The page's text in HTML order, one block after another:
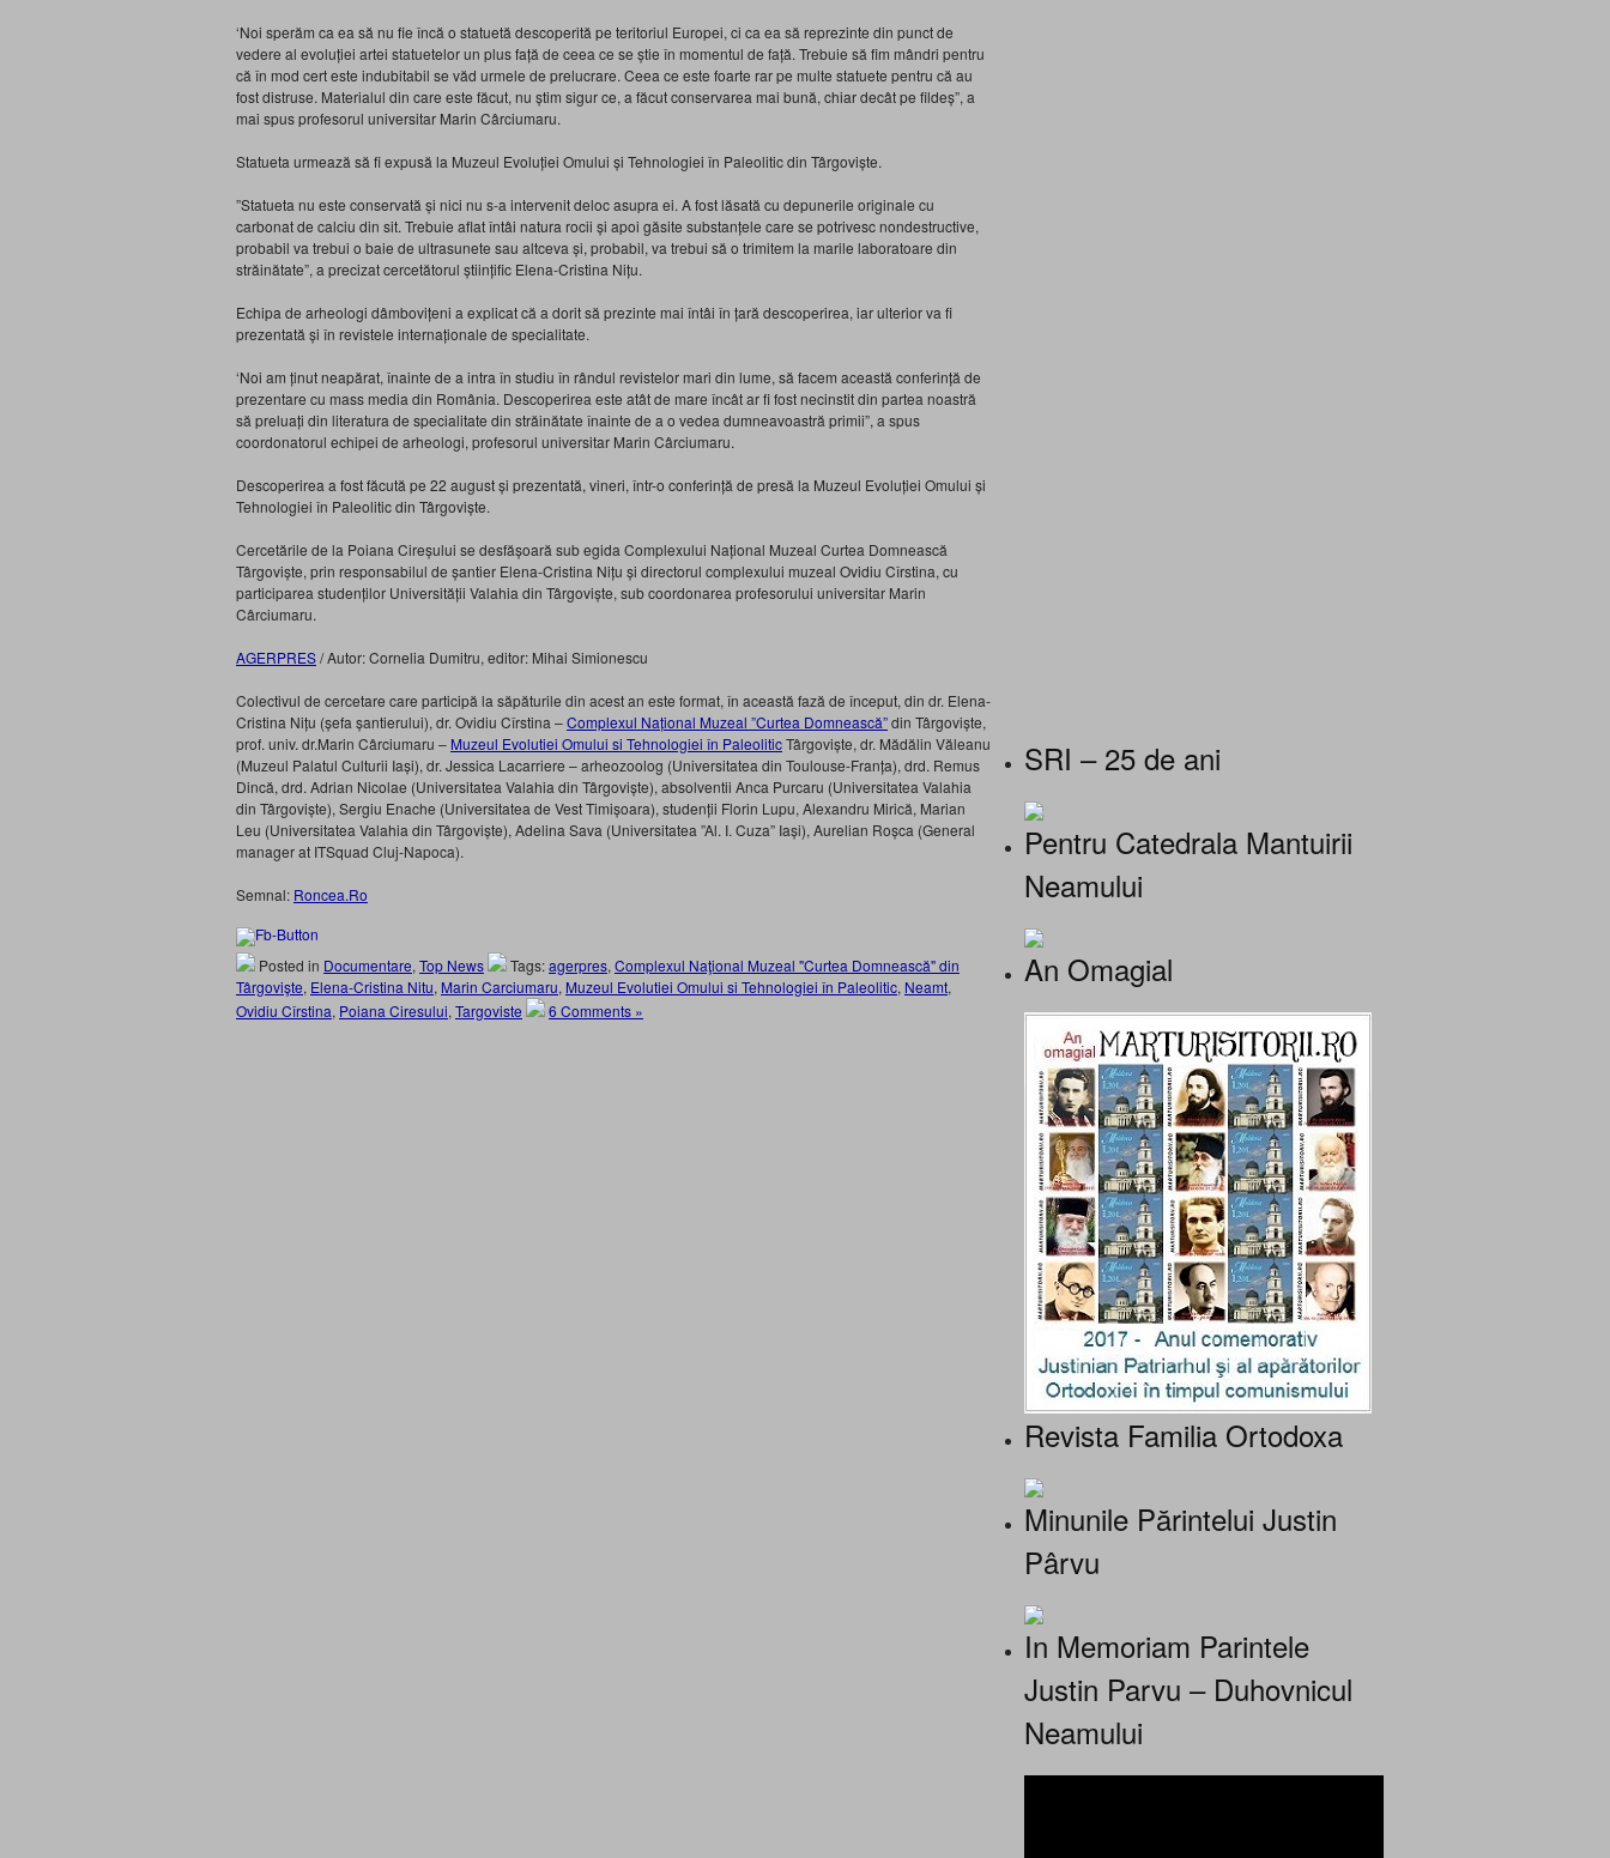
‘Noi sperăm ca ea să nu fie încă o statuetă descoperită pe teritoriul Europei, ci ca ea să reprezinte din punct de
vedere al evoluției artei statuetelor un plus față de ceea ce se știe în momentul de față. Trebuie să fim mândri pentru
că în mod cert este indubitabil se văd urmele de prelucrare. Ceea ce este foarte rar pe multe statuete pentru că au
fost distruse. Materialul din care este făcut, nu știm sigur ce, a făcut conservarea mai bună, chiar decât pe fildeș”, a
mai spus profesorul universitar Marin Cârciumaru.
Statueta urmează să fi expusă la Muzeul Evoluției Omului și Tehnologiei în Paleolitic din Târgoviște.
”Statueta nu este conservată și nici nu s-a intervenit deloc asupra ei. A fost lăsată cu depunerile originale cu
carbonat de calciu din sit. Trebuie aflat întâi natura rocii și apoi găsite substanțele care se potrivesc nondestructive,
probabil va trebui o baie de ultrasunete sau altceva și, probabil, va trebui să o trimitem la marile laboratoare din
străinătate”, a precizat cercetătorul științific Elena-Cristina Nițu.
Echipa de arheologi dâmbovițeni a explicat că a dorit să prezinte mai întâi în țară descoperirea, iar ulterior va fi
prezentată și în revistele internaționale de specialitate.
‘Noi am ținut neapărat, înainte de a intra în studiu în rândul revistelor mari din lume, să facem această conferință de
prezentare cu mass media din România. Descoperirea este atât de mare încât ar fi fost necinstit din partea noastră
să preluați din literatura de specialitate din străinătate înainte de a o vedea dumneavoastră primii”, a spus
coordonatorul echipei de arheologi, profesorul universitar Marin Cârciumaru.
Descoperirea a fost făcută pe 22 august și prezentată, vineri, într-o conferință de presă la Muzeul Evoluției Omului și
Tehnologiei în Paleolitic din Târgoviște.
Cercetările de la Poiana Cireșului se desfășoară sub egida Complexului Național Muzeal Curtea Domnească
Târgoviște, prin responsabilul de șantier Elena-Cristina Nițu și directorul complexului muzeal Ovidiu Cîrstina, cu
participarea studenților Universității Valahia din Târgoviște, sub coordonarea profesorului universitar Marin
Cârciumaru.
AGERPRES/ Autor: Cornelia Dumitru, editor: Mihai Simionescu
Colectivul de cercetare care participă la săpăturile din acest an este format, în această fază de început, din dr. Elena-
Cristina Nițu (șefa șantierului), dr. Ovidiu Cîrstina –Complexul Național Muzeal ”Curtea Domnească”din Târgoviște,
prof. univ. dr.Marin Cârciumaru – Muzeul Evolutiei Omului si Tehnologiei în PaleoliticTârgoviște, dr. Mădălin Văleanu
(Muzeul Palatul Culturii Iași), dr. Jessica Lacarriere – arheozoolog (Universitatea din Toulouse-Franța), drd. Remus
Dincă, drd. Adrian Nicolae (Universitatea Valahia din Târgoviște), absolventii Anca Purcaru (Universitatea Valahia
din Târgoviște), Sergiu Enache (Universitatea de Vest Timișoara), studenții Florin Lupu, Alexandru Mirică, Marian
Leu (Universitatea Valahia din Târgoviște), Adelina Sava (Universitatea ”Al. I. Cuza” Iași), Aurelian Roșca (General
manager at ITSquad Cluj-Napoca).
Semnal: Roncea.Ro
Posted in Documentare, Top News Tags:agerpres, Complexul Naţional Muzeal "Curtea Domnească" din
Târgovişte, Elena-Cristina Nitu, Marin Carciumaru, Muzeul Evolutiei Omului si Tehnologiei în Paleolitic, Neamt,
Ovidiu Cîrstina, Poiana Ciresului, Targoviste 6 Comments »
SRI – 25 de ani
Pentru Catedrala Mantuirii
Neamului
An Omagial
Revista Familia Ortodoxa
Minunile Părintelui Justin
Pârvu
In Memoriam Parintele
Justin Parvu – Duhovnicul
Neamului